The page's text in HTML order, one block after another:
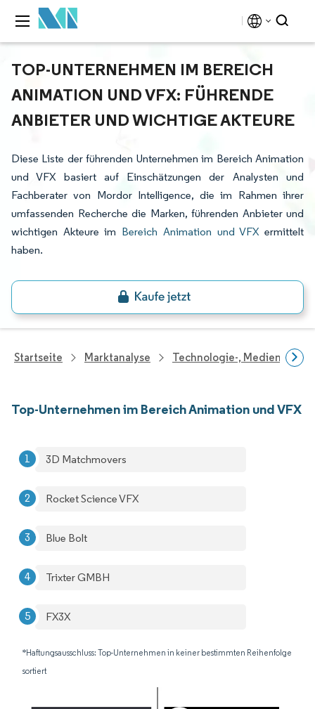
TOP-UNTERNEHMEN IM BEREICH
ANIMATION UND VFX: FÜHRENDE
ANBIETER UND WICHTIGE AKTEURE
Diese Liste der führenden Unternehmen im Bereich Animation
und VFX basiert auf Einschätzungen der Analysten und
Fachberater von Mordor Intelligence, die im Rahmen ihrer
umfassenden Recherche die Marken, führenden Anbieter und
wichtigen Akteure im Bereich Animation und VFX ermittelt
haben.
Startseite Marktanalyse Technologie-, Medien- Und
Top-Unternehmen im Bereich Animation und VFX
3D Matchmovers
Rocket Science VFX
Blue Bolt
Trixter GMBH
FX3X
*Haftungsausschluss: Top-Unternehmen in keiner bestimmten Reihenfolge
sortiert